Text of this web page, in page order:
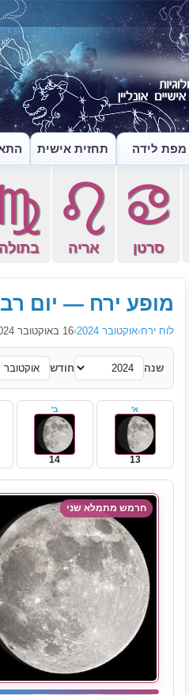
מפת לידה תחזית אישית
f
סרטן
g
אריה בתולה
מופע ירח — יום רביעי, 16
לוח ירח›אוקטובר 2024 ›16 באוקטובר 2024
שנה חודש
א'
13
ב'
14
חרמש מתמלא שני